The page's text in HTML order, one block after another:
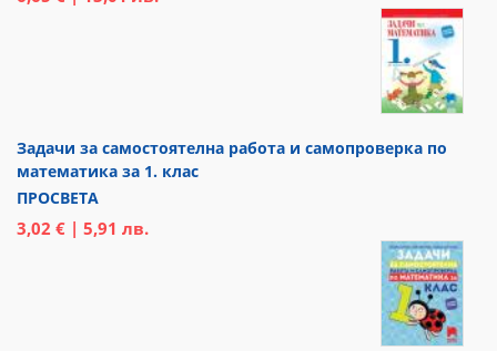
Задачи за самостоятелна работа и самопроверка по
математика за 1. клас
ПРОСВЕТА
3,02 € | 5,91 лв.